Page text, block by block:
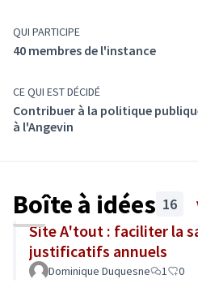
QUI PARTICIPE
40 membres de l'instance
CE QUI EST DÉCIDÉ
Contribuer à la politique
à l'Angevin
Boîte à idées 16
Site A'tout : faciliter la
justificatifs annuels
Dominique Duquesne 1 0